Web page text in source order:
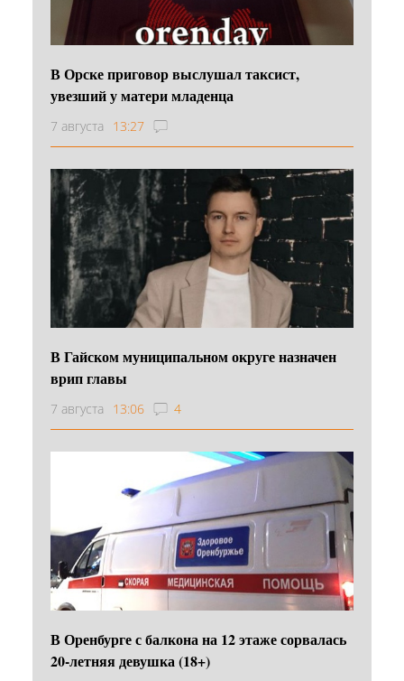
В Орске приговор выслушал таксист,
увезший у матери младенца
7 августа 13:27
В Гайском муниципальном округе назначен
врип главы
7 августа 13:06 4
В Оренбурге с балкона на 12 этаже сорвалась
20-летняя девушка (18+)